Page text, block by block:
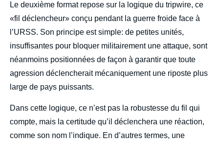
Le deuxième format repose sur la logique du tripwire, ce
«fil déclencheur» conçu pendant la guerre froide face à
l’URSS. Son principe est simple: de petites unités,
insuffisantes pour bloquer militairement une attaque, sont
néanmoins positionnées de façon à garantir que toute
agression déclencherait mécaniquement une riposte plus
large de pays puissants.
Dans cette logique, ce n’est pas la robustesse du fil qui
compte, mais la certitude qu’il déclenchera une réaction,
comme son nom l’indique. En d’autres termes, une